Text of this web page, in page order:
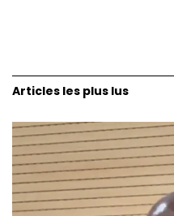
Articles les plus lus